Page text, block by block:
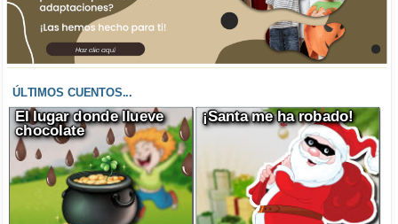
ÚLTIMOS CUENTOS...
El lugar donde llueve
chocolate
¡Santa me ha robado!